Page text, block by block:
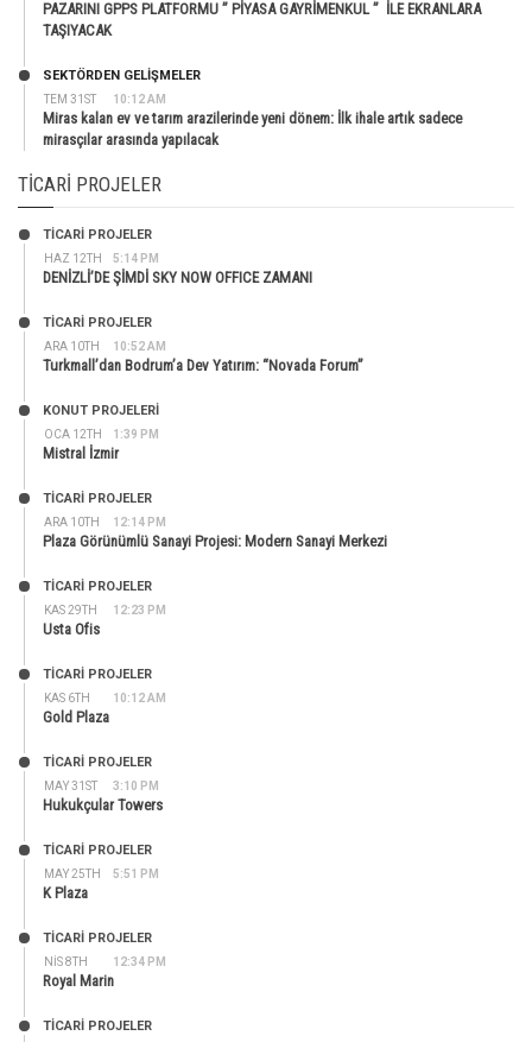
PAZARINI GPPS PLATFORMU ” PİYASA GAYRİMENKUL ” İLE EKRANLARA
TAŞIYACAK
TEM 31ST 10:12 AM
SEKTÖRDEN GELIŞMELER
Miras kalan ev ve tarım arazilerinde yeni dönem: İlk ihale artık sadece
mirasçılar arasında yapılacak
TICARI PROJELER
HAZ 12TH 5:14 PM
TİCARİ PROJELER
DENİZLİ’DE ŞİMDİ SKY NOW OFFICE ZAMANI
ARA 10TH 10:52 AM
TİCARİ PROJELER
Turkmall’dan Bodrum’a Dev Yatırım: “Novada Forum”
OCA 12TH 1:39 PM
KONUT PROJELERI
Mistral İzmir
ARA 10TH 12:14 PM
TİCARİ PROJELER
Plaza Görünümlü Sanayi Projesi: Modern Sanayi Merkezi
KAS 29TH 12:23 PM
TİCARİ PROJELER
Usta Ofis
KAS 6TH 10:12 AM
TİCARİ PROJELER
Gold Plaza
MAY 31ST 3:10 PM
TİCARİ PROJELER
Hukukçular Towers
MAY 25TH 5:51 PM
TİCARİ PROJELER
K Plaza
NIS 8TH 12:34 PM
TİCARİ PROJELER
Royal Marin
TİCARİ PROJELER